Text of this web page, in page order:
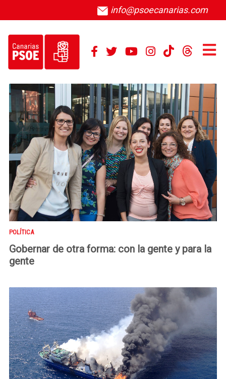
info@psoecanarias.com
POLÍTICA
Gobernar de otra forma: con la gente y para la
gente